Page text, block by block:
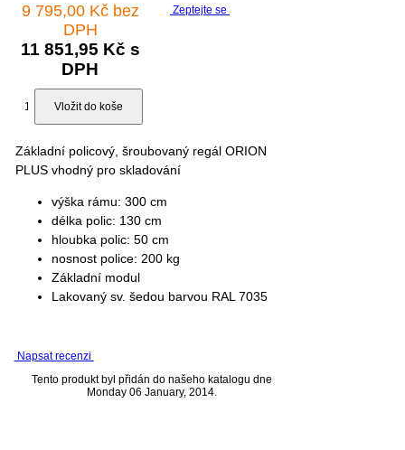
Zeptejte se
9 795,00 Kč bez
DPH
11 851,95 Kč s
DPH
Základní policový, šroubovaný regál ORION
PLUS vhodný pro skladování
výška rámu: 300 cm
délka polic: 130 cm
hloubka polic: 50 cm
nosnost police: 200 kg
Základní modul
Lakovaný sv. šedou barvou RAL 7035
Napsat recenzi
Tento produkt byl přidán do našeho katalogu dne
Monday 06 January, 2014.